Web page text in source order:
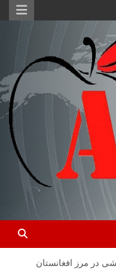
در مرز افغانستان